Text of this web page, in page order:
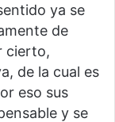
ya se
de
cierto,
de la cual es
eso sus
y se